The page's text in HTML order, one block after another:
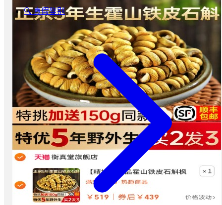
🔍 真假鉴别